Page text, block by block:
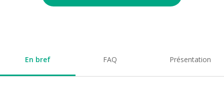
En bref FAQ Présentation